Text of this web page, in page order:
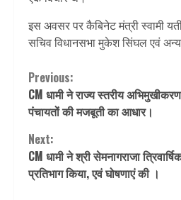
इस अवसर पर कैबिनेट मंत्री स्वामी
सचिव विधानसभा मुकेश सिंघल एवं
Continue
Reading
Previous:
CM धामी ने राज्य स्तरीय
पंचायतों की मजबूती का आधार।
Next:
CM धामी ने श्री सेमनागराजा
प्रतिभाग किया, एवं घोषणाएं की ।